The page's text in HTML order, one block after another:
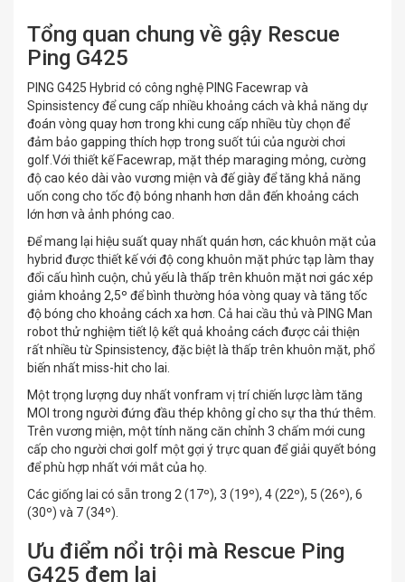
Tổng quan chung về gậy Rescue
Ping G425
PING G425 Hybrid có công nghệ PING Facewrap và
Spinsistency để cung cấp nhiều khoảng cách và khả năng dự
đoán vòng quay hơn trong khi cung cấp nhiều tùy chọn để
đảm bảo gapping thích hợp trong suốt túi của người chơi
golf.Với thiết kế Facewrap, mặt thép maraging mỏng, cường
độ cao kéo dài vào vương miện và đế giày để tăng khả năng
uốn cong cho tốc độ bóng nhanh hơn dẫn đến khoảng cách
lớn hơn và ảnh phóng cao.
Để mang lại hiệu suất quay nhất quán hơn, các khuôn mặt của
hybrid được thiết kế với độ cong khuôn mặt phức tạp làm thay
đổi cấu hình cuộn, chủ yếu là thấp trên khuôn mặt nơi gác xép
giảm khoảng 2,5º để bình thường hóa vòng quay và tăng tốc
độ bóng cho khoảng cách xa hơn. Cả hai cầu thủ và PING Man
robot thử nghiệm tiết lộ kết quả khoảng cách được cải thiện
rất nhiều từ Spinsistency, đặc biệt là thấp trên khuôn mặt, phổ
biến nhất miss-hit cho lai.
Một trọng lượng duy nhất vonfram vị trí chiến lược làm tăng
MOI trong người đứng đầu thép không gỉ cho sự tha thứ thêm.
Trên vương miện, một tính năng căn chỉnh 3 chấm mới cung
cấp cho người chơi golf một gợi ý trực quan để giải quyết bóng
để phù hợp nhất với mắt của họ.
Các giống lai có sẵn trong 2 (17º), 3 (19º), 4 (22º), 5 (26º), 6
(30º) và 7 (34º).
Ưu điểm nổi trội mà Rescue Ping
G425 đem lại